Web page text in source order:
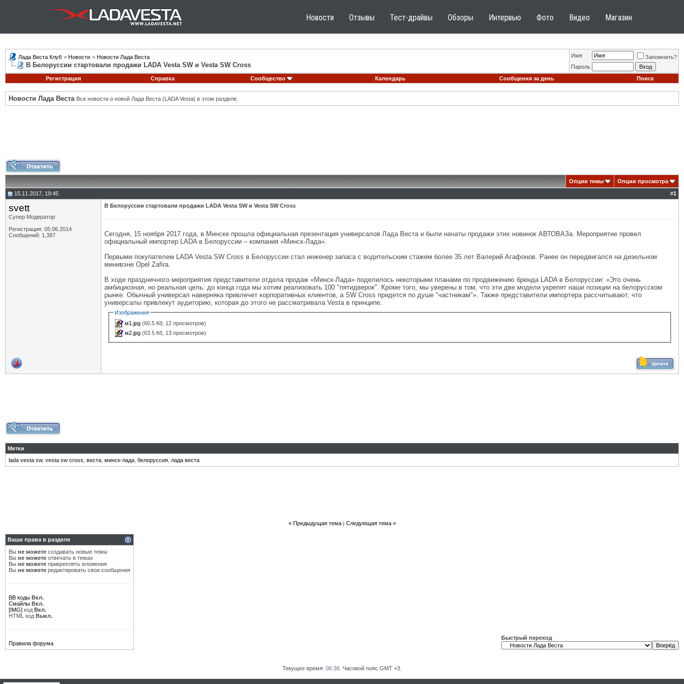
Новости Отзывы Тест-драйвы Обзоры Интервью Фото Видео Магазин
Лада Веста Клуб > Новости > Новости Лада Веста
В Белоруссии стартовали продажи LADA Vesta SW и Vesta SW Cross
Имя
Запомнить?
Пароль
Регистрация
Справка Сообщество Календарь Сообщения за день Поиск
Новости Лада Веста Все новости о новой Лада Веста (LADA Vesta) в этом разделе.
Опции темы
Опции просмотра
15.11.2017, 19:45
#1
svett
Супер Модератор
Регистрация: 05.06.2014
Сообщений: 1,387
В Белоруссии стартовали продажи LADA Vesta SW и Vesta SW Cross
Сегодня, 15 ноября 2017 года, в Минске прошла официальная презентация универсалов Лада Веста и были начаты продажи этих новинок АВТОВАЗа. Мероприятие провел
официальный импортер LADA в Белоруссии – компания «Минск-Лада».
Первыми покупателем LADA Vesta SW Cross в Белоруссии стал инженер запаса с водительским стажем более 35 лет Валерий Агафонов. Ранее он передвигался на дизельном
минивэне Opel Zafira.
В ходе праздничного мероприятия представители отдела продаж «Минск-Лада» поделилось некоторыми планами по продвижению бренда LADA в Белоруссии: «Это очень
амбициозная, но реальная цель: до конца года мы хотим реализовать 100 "пятидверок". Кроме того, мы уверены в том, что эти две модели укрепят наши позиции на белорусском
рынке. Обычный универсал наверняка привлечет корпоративных клиентов, а SW Cross придется по душе "частникам"». Также представители импортера рассчитывают, что
универсалы привлекут аудиторию, которая до этого не рассматривала Vesta в принципе.
Изображения
м1.jpg (60.5 Кб, 12 просмотров)
м2.jpg (63.5 Кб, 13 просмотров)
Метки
lada vesta sw, vesta sw cross веста минск-лада белоруссия лада веста
« Предыдущая тема| Следующая тема »
Ваши права в разделе
Вы не можете создавать новые темы
Вы не можете отвечать в темах
Вы не можете прикреплять вложения
Вы не можете редактировать свои сообщения
BB коды Вкл.
Смайлы Вкл.
[IMG] код Вкл.
HTML код Выкл.
Правила форума
Быстрый переход
Текущее время: 06:38 . Часовой пояс GMT +3.